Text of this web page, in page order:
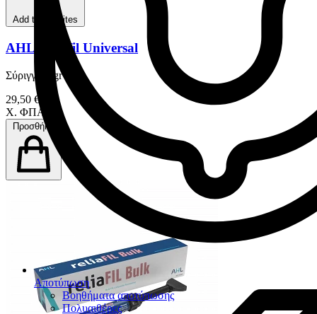
Αποτύπωση
Βοηθήματα αποτύπωσης
Πολυαιθέρες
Add to favorites
AHL Reliafil Universal
Σύριγγα 4 gr
29,50 €
Χ. ΦΠΑ
Προσθήκη